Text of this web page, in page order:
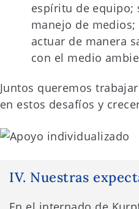
espíritu de equipo;
manejo de medios;
actuar de manera
con el medio
Juntos queremos
en estos desafíos y
IV. Nuestras